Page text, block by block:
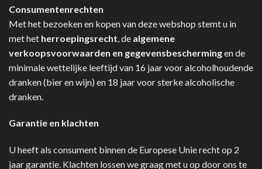
Consumentenrechten
Met het bezoeken en kopen van deze webshop stemt u in
met het herroepingsrecht , de algemene
verkoopsvoorwaarden en gegevensbeschermingen de
minimale wettelijke leeftijd van 16 jaar voor alcoholhoudende
dranken (bier en wijn) en 18 jaar voor sterke alcoholische
dranken.
Garantie en klachten
U heeft als consument binnen de Europese Unie recht op 2
jaar garantie. Klachten lossen we graag met u op door ons te